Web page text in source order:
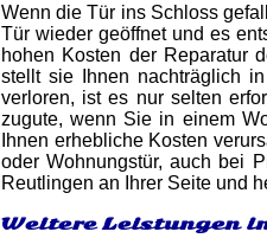
Wenn die Tür ins Schloss
Tür wieder geöffnet und es
hohen Kosten der Reparatur
stellt sie Ihnen nachträglich
verloren, ist es nur selten
zugute, wenn Sie in einem
Ihnen erhebliche Kosten
oder Wohnungstür, auch bei
Reutlingen an Ihrer Seite und
Weitere Leistungen